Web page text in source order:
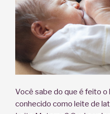
Você sabe do que é feito
conhecido como leite de